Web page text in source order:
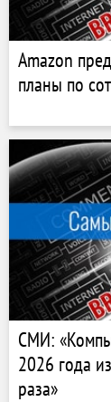
Amazon
планы по
СМИ:
2026 года
раза»